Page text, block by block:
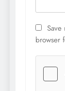
browser